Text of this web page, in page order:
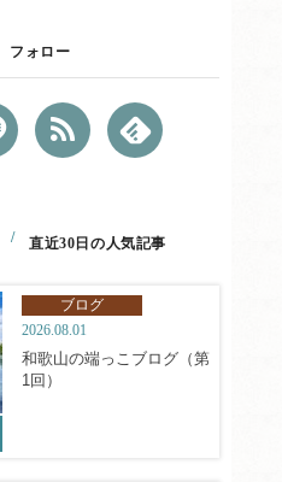
フォロー
直近30日の人気記事
ブログ
2026.08.01
和歌山の端っこブログ（第
1回）